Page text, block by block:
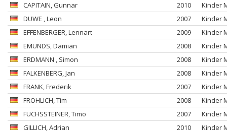
CAPITAIN, Gunnar 2010
Kinder
DUWE , Leon 2007
Kinder
EFFENBERGER, Lennart 2009
Kinder
EMUNDS, Damian 2008
Kinder
ERDMANN , Simon 2008
Kinder
FALKENBERG, Jan 2008
Kinder
FRANK, Frederik 2007
Kinder
FRÖHLICH, Tim 2008
Kinder
FUCHSSTEINER, Timo 2007
Kinder
GILLICH, Adrian 2010
Kinder